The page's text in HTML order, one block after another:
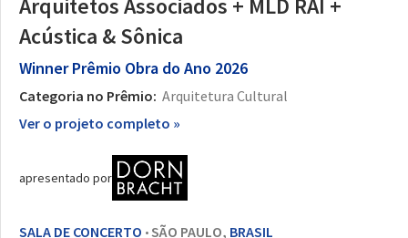
Arquitetos Associados + MLD RAI +
Acústica & Sônica
WinnerPrêmio Obra do Ano 2026
Categoria no Prêmio: Arquitetura Cultural
Ver o projeto completo »
apresentado por
SALA DE CONCERTO • SÃO PAULO, BRASIL